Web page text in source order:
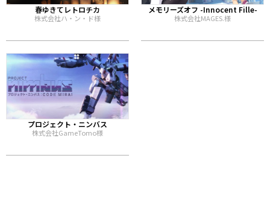
春ゆきてレトロチカ
株式会社ハ・ン・ド様
メモリーズオフ -Innocent Fille-
株式会社MAGES.様
プロジェクト・ニンバス
株式会社GameTomo様